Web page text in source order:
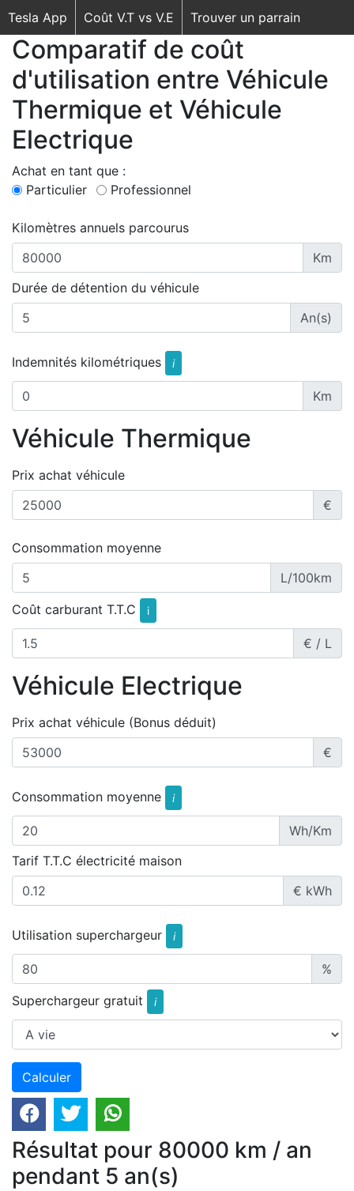
Tesla App Coût V.T vs V.E Trouver un parrain
Comparatif de coût
d'utilisation entre Véhicule
Thermique et Véhicule
Electrique
Achat en tant que :
Particulier
Professionnel
Kilomètres annuels parcourus
Km
Durée de détention du véhicule
An(s)
Indemnités kilométriques i
Km
Véhicule Thermique
Prix achat véhicule
€
Consommation moyenne
L/100km
Coût carburant T.T.C
i
€ / L
Véhicule Electrique
Prix achat véhicule (Bonus déduit)
€
Consommation moyenne i
Wh/Km
Tarif T.T.C électricité maison
€ kWh
Utilisation superchargeur i
%
Superchargeur gratuit
i
Résultat pour 80000 km / an
pendant 5 an(s)